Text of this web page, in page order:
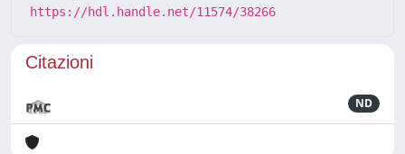
https://hdl.handle.net/11574/38266
Citazioni
ND